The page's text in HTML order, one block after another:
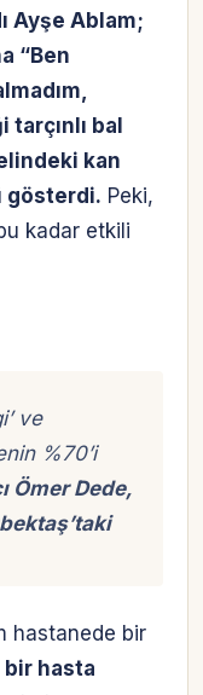
Ayşe Ablam;
“Ben
tarçınlı bal
kan
gösterdi. Peki,
kadar etkili
ve
%70’i
Ömer Dede,
hastanede bir
bir hasta